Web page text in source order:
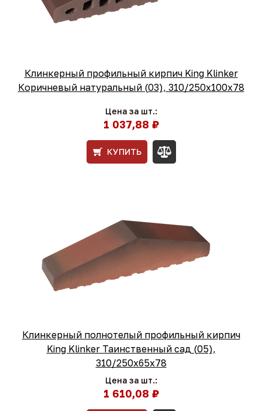
Клинкерный профильный кирпич King Klinker
Коричневый натуральный (03), 310/250x100x78
Цена за шт.:
1 037,88 ₽
КУПИТЬ
Клинкерный полнотелый профильный кирпич
King Klinker Таинственный сад (05),
310/250x65x78
Цена за шт.:
1 610,08 ₽